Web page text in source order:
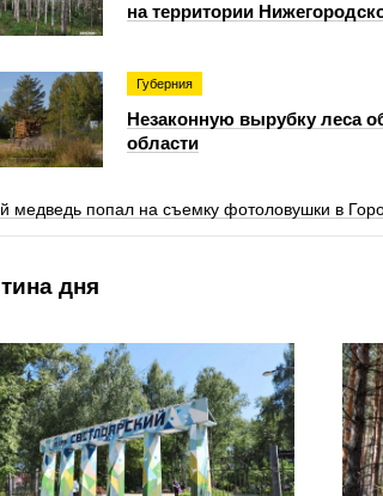
на территории
Губерния
Незаконную вырубку леса
области
медведь попал на съемку фотоловушки в
дня